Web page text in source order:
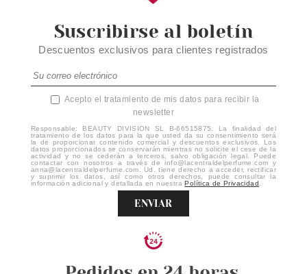
Suscribirse al boletín
Descuentos exclusivos para clientes registrados
Acepto el tratamiento de mis datos para recibir la
newsletter
Responsable: BEAUTY DIVISION SL B-66515875. La finalidad del
tratamiento de los datos para la que usted da su consentimiento será
la de proporcionar contenido comercial y descuentos exclusivos. Los
datos proporcionados se conservarán mientras no solicite el cese de la
actividad y no se cederán a terceros, salvo obligación legal. Puede
contactar con nosotros a través de info@lacentraldelperfume.com y
anna@lacentraldelperfume.com. Ud. tiene derecho a acceder, rectificar
y suprimir los datos, así como otros derechos, puede consultar la
información adicional y detallada en nuestraPolítica de Privacidad
ENVIAR